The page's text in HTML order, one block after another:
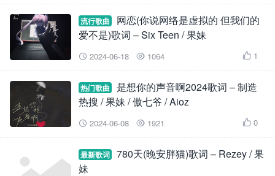
流行歌曲
网恋(你说网络是虚拟的 但我们的
爱不是)歌词 – Six Teen / 果妹
 2024-06-18  1064  1
热门歌曲
是想你的声音啊2024歌词 – 制造
热搜 / 果妹 / 傲七爷 / Aioz
 2024-06-08  1921  0
最新歌词
780天(晚安胖猫)歌词 – Rezey / 果
妹